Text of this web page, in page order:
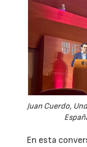
Juan Cuerdo,
En esta